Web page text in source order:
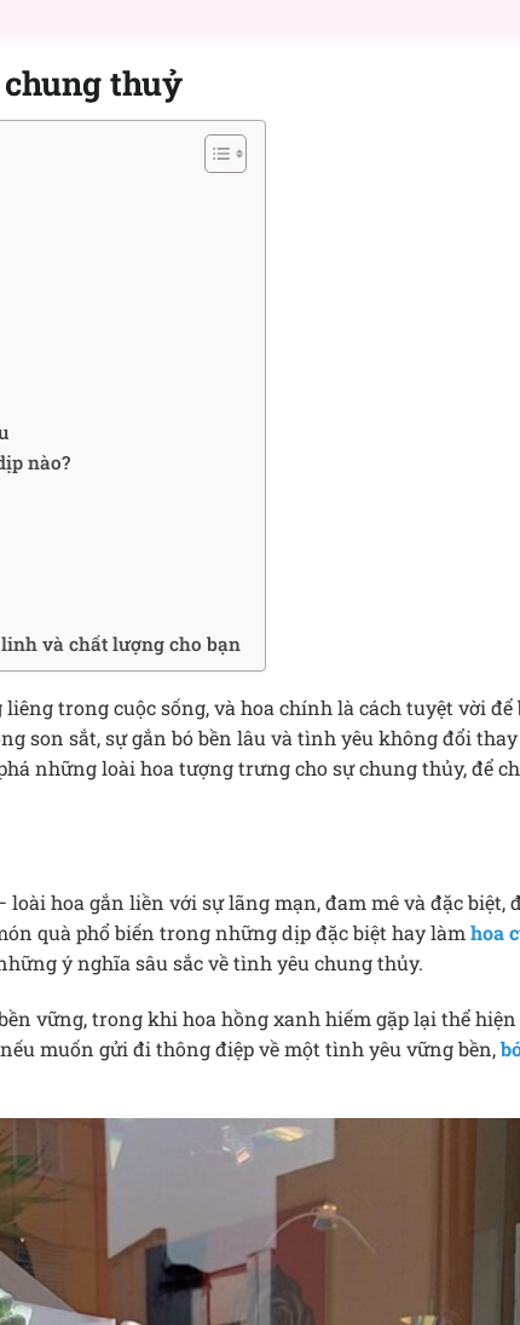
thuỷ
nào?
và chất lượng cho bạn
trong cuộc sống, và hoa chính là cách tuyệt vời để
son sắt, sự gắn bó bền lâu và tình yêu không đổi
những loài hoa tượng trưng cho sự chung thủy, để
hoa gắn liền với sự lãng mạn, đam mê và đặc biệt,
quà phổ biến trong những dịp đặc biệt hay làm hoa
ý nghĩa sâu sắc về tình yêu chung thủy.
vững, trong khi hoa hồng xanh hiếm gặp lại thể
muốn gửi đi thông điệp về một tình yêu vững bền,